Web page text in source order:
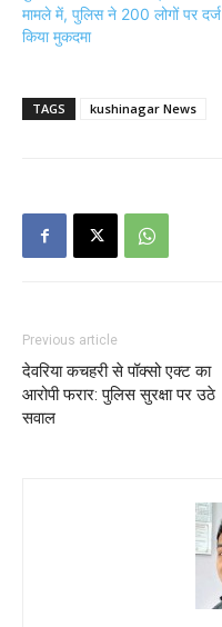
मामले में, पुलिस ने 200 लोगों पर दर्ज
किया मुकदमा
TAGS kushinagar News
Previous article
देवरिया कचहरी से पॉक्सो एक्ट का
आरोपी फरार: पुलिस सुरक्षा पर उठे
सवाल